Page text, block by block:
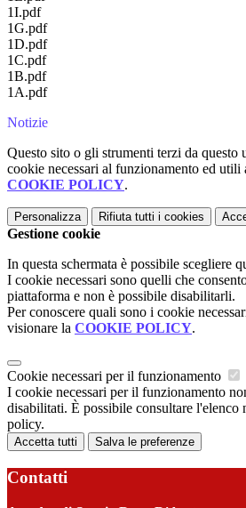
1I.pdf
1G.pdf
1D.pdf
1C.pdf
1B.pdf
1A.pdf
Notizie
Questo sito o gli strumenti terzi da
cookie necessari al funzionamento ed
COOKIE POLICY.
Personalizza Rifiuta tutti i cookies
Gestione cookie
In questa schermata è possibile scegliere
I cookie necessari sono quelli che
piattaforma e non è possibile disabilitarli.
Per conoscere quali sono i cookie
visionare la COOKIE POLICY.
Cookie necessari per il funzionamento
I cookie necessari per il funzionamento
disabilitati. È possibile consultare l'elenco
policy.
Accetta tutti Salva le preferenze
Contatti